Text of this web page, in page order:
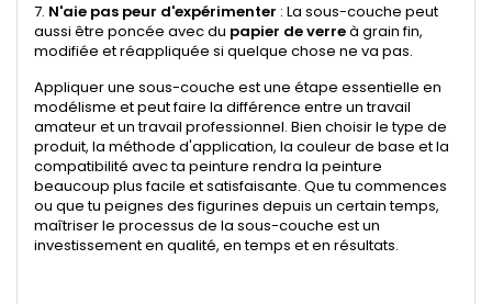
7. N'aie pas peur d'expérimenter : La sous-couche peut
aussi être poncée avec du papier de verreà grain fin,
modifiée et réappliquée si quelque chose ne va pas.
Appliquer une sous-couche est une étape essentielle en
modélisme et peut faire la différence entre un travail
amateur et un travail professionnel. Bien choisir le type de
produit, la méthode d'application, la couleur de base et la
compatibilité avec ta peinture rendra la peinture
beaucoup plus facile et satisfaisante. Que tu commences
ou que tu peignes des figurines depuis un certain temps,
maîtriser le processus de la sous-couche est un
investissement en qualité, en temps et en résultats.